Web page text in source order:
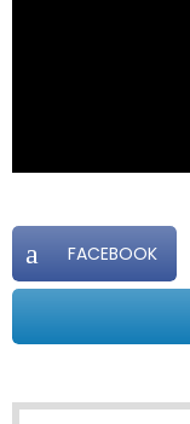
FACEBOOK